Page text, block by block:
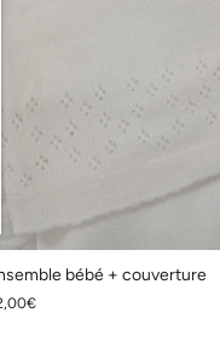
bébé + couverture